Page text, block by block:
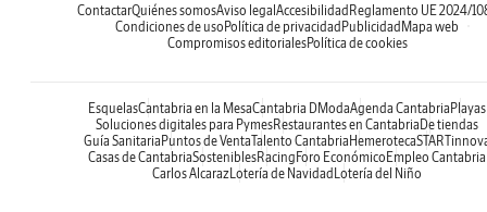
ContactarQuiénes somosAviso legal Accesibilidad Reglamento UE 2024/
Condiciones de uso Política de privacidad Publicidad Mapa web
Compromisos editorialesPolítica de cookies
EsquelasCantabria en la MesaCantabria DModaAgenda Cantabria Playas
Soluciones digitales para PymesRestaurantes en Cantabria De tiendas
Guía Sanitaria Puntos de VentaTalento Cantabria Hemeroteca
Casas de CantabriaSosteniblesRacing Foro Económico Empleo Cantabria
Carlos Alcaraz Lotería de Navidad Lotería del Niño